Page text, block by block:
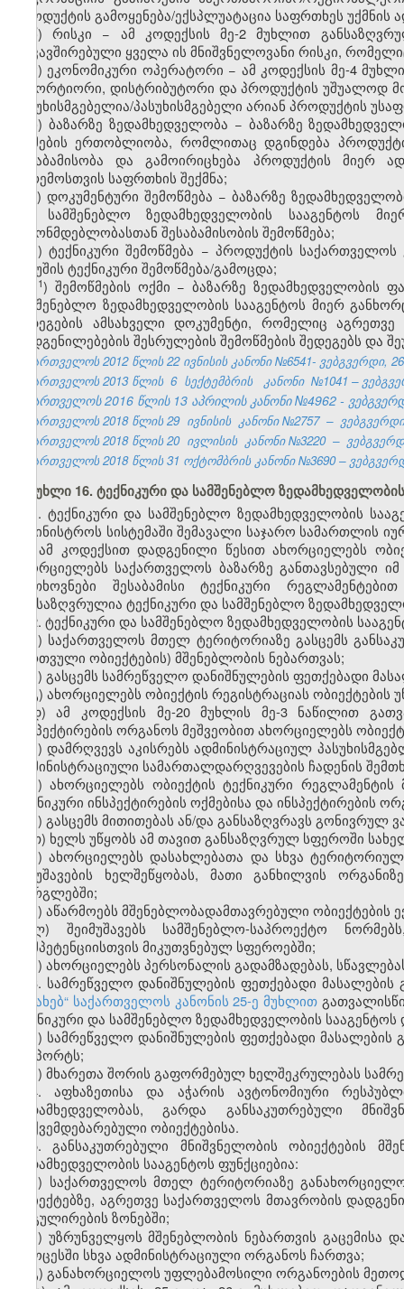
პროდუქტის გამოყენება/ექსპლუატაცია საფრთხეს
წ) რისკი − ამ კოდექსის მე-2 მუხლით
დაკავშირებული ყველა ის მნიშვნელოვანი რისკი,
ჭ) ეკონომიკური ოპერატორი − ამ კოდექსის მე-4
იმპორტიორი, დისტრიბუტორი და პროდუქტის უშუალოდ
პასუხისმგებელია/პასუხისმგებელი არიან პროდუქტის
ხ) ბაზარზე ზედამხედველობა − ბაზარზე
ზომების ერთობლიობა, რომლითაც დგინდება
შესაბამისობა და გამოირიცხება პროდუქტის მიერ
გარემოსთვის საფრთხის შექმნა;
ჯ) დოკუმენტური შემოწმება − ბაზარზე
და სამშენებლო ზედამხედველობის სააგენტოს
კანონმდებლობასთან შესაბამისობის შემოწმება;
ჰ) ტექნიკური შემოწმება − პროდუქტის
ნიმუშის ტექნიკური შემოწმება/გამოცდა;
​1) შემოწმების ოქმი − ბაზარზე ზედამხედველობის
სამშენებლო ზედამხედველობის სააგენტოს მიერ
შედეგების ამსახველი დოკუმენტი, რომელიც
დადგენილებების შესრულების შემოწმების შედეგებს და
საქართველოს 2012 წლის 22 ივნისის კანონი №6541- ვებგვერდი,
საქართველოს 2013 წლის 6 სექტემბრის კანონი №1041 –
საქართველოს 2016 წლის 13 აპრილის კანონი №4962 -
საქართველოს 2018 წლის 29 ივნისის კანონი №2757 –
საქართველოს 2018 წლის 20 ივლისის კანონი №3220 –
საქართველოს 2018 წლის 31 ოქტომბრის კანონი №3690 –
მუხლი 16. ტექნიკური და სამშენებლო
1. ტექნიკური და სამშენებლო ზედამხედველობის
სამინისტროს სისტემაში შემავალი საჯარო
და ამ კოდექსით დადგენილი წესით ახორციელებს
ახორციელებს საქართველოს ბაზარზე განთავსებული
მოთხოვნები შესაბამისი ტექნიკური
განსაზღვრულია ტექნიკური და სამშენებლო
2. ტექნიკური და სამშენებლო ზედამხედველობის
ა) საქართველოს მთელ ტერიტორიაზე გასცემს
ბირთვული ობიექტების) მშენებლობის ნებართვას;
ბ) გასცემს სამრეწველო დანიშნულების ფეთქებადი
გ) ახორციელებს ობიექტის რეგისტრაციას ობიექტების
დ) ამ კოდექსის მე-20 მუხლის მე-3 ნაწილით
ინსპექტირების ორგანოს მეშვეობით ახორციელებს
ე) დამრღვევს აკისრებს ადმინისტრაციულ
ადმინისტრაციული სამართალდარღვევების ჩადენის
ვ) ახორციელებს ობიექტის ტექნიკური
ტექნიკური ინსპექტირების ოქმებისა და ინსპექტირების
ზ) გასცემს მითითებას ან/და განსაზღვრავს გონივრულ
თ) ხელს უწყობს ამ თავით განსაზღვრულ სფეროში
ი) ახორციელებს დასახლებათა და სხვა
შემუშავების ხელშეწყობას, მათი განხილვის
ფარგლებში;
კ) აწარმოებს მშენებლობადამთავრებული ობიექტების
ლ) შეიმუშავებს სამშენებლო-საპროექტო
კომპეტენციისთვის მიკუთვნებულ სფეროებში;
მ) ახორციელებს პერსონალის გადამზადებას,
3. სამრეწველო დანიშნულების ფეთქებადი მასალების
შესახებ“ საქართველოს კანონის 25-ე მუხლით
ტექნიკური და სამშენებლო ზედამხედველობის
ა) სამრეწველო დანიშნულების ფეთქებადი მასალების
პასპორტს;
ბ) მხარეთა შორის გაფორმებულ ხელშეკრულებას
4. აფხაზეთისა და აჭარის ავტონომიური
ზედამხედველობას, გარდა განსაკუთრებული
დაქვემდებარებული ობიექტებისა.
5. განსაკუთრებული მნიშვნელობის ობიექტების
ზედამხედველობის სააგენტოს ფუნქციებია:
ა) საქართველოს მთელ ტერიტორიაზე
ობიექტებზე, აგრეთვე საქართველოს მთავრობის
რეგულირების ზონებში;
ბ) უზრუნველყოს მშენებლობის ნებართვის გაცემისა
პროცესში სხვა ადმინისტრაციული ორგანოს ჩართვა;
გ) განახორციელოს უფლებამოსილი ორგანოების